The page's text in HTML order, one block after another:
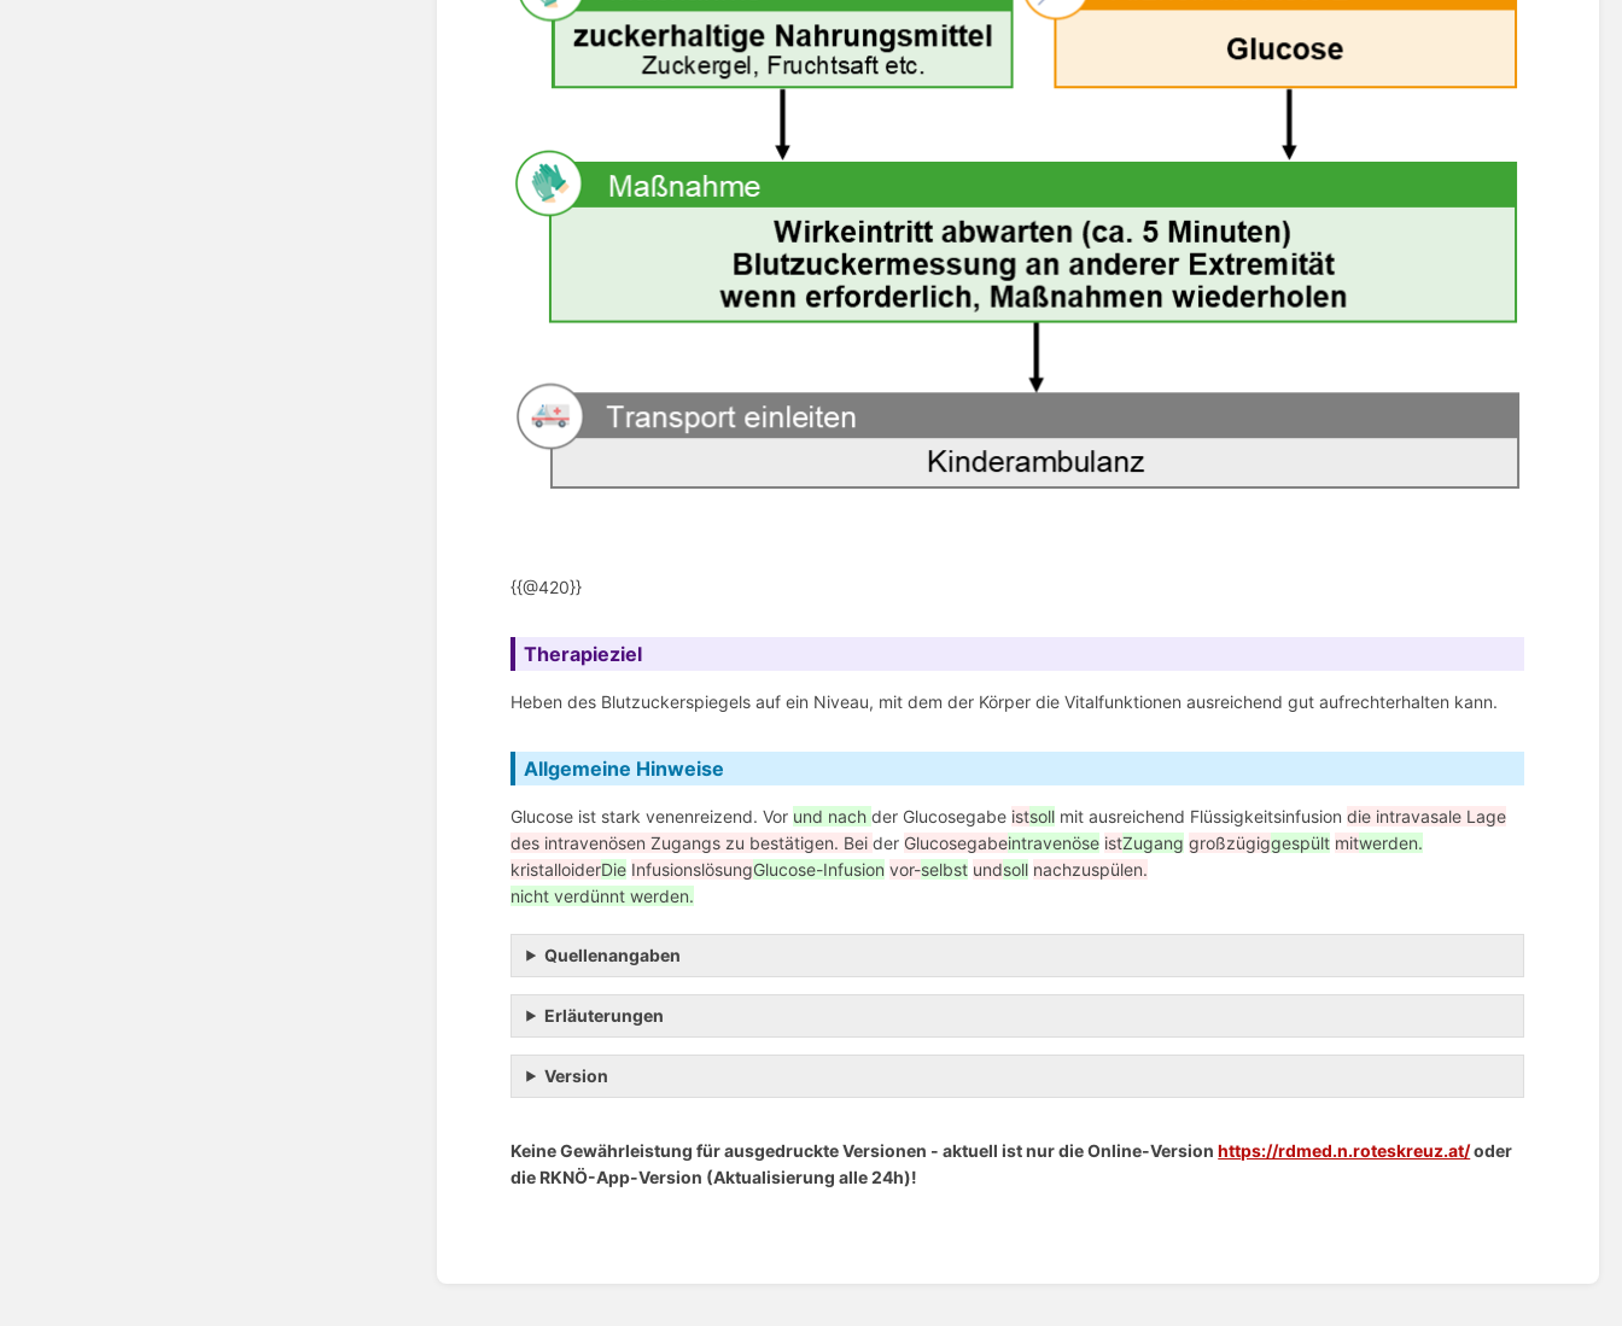
{{@420}}
Therapieziel
Heben des Blutzuckerspiegels auf ein Niveau, mit dem der Körper die Vitalfunktionen ausreichend gut aufrechterhalten kann.
Allgemeine Hinweise
Glucose ist stark venenreizend. Vor und nachder Glucosegabe istsoll mit ausreichend Flüssigkeitsinfusiondie intravasale Lage
des intravenösen Zugangs zu bestätigen. Beider Glucosegabeintravenöse istZugang großzügiggespült mitwerden.
kristalloiderDie InfusionslösungGlucose-Infusion vor-selbst undsoll nachzuspülen.
nicht verdünnt werden.
Quellenangaben
Erläuterungen
Version
Keine Gewährleistung für ausgedruckte Versionen - aktuell ist nur die Online-Versionhttps://rdmed.n.roteskreuz.at/oder
die RKNÖ-App-Version (Aktualisierung alle 24h)!